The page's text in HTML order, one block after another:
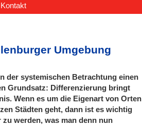
Kontakt
Umgebung
der systemischen Betrachtung einen
Grundsatz: Differenzierung bringt
Wenn es um die Eigenart von Orten
Städten geht, dann ist es wichtig
zu werden, was man denn nun